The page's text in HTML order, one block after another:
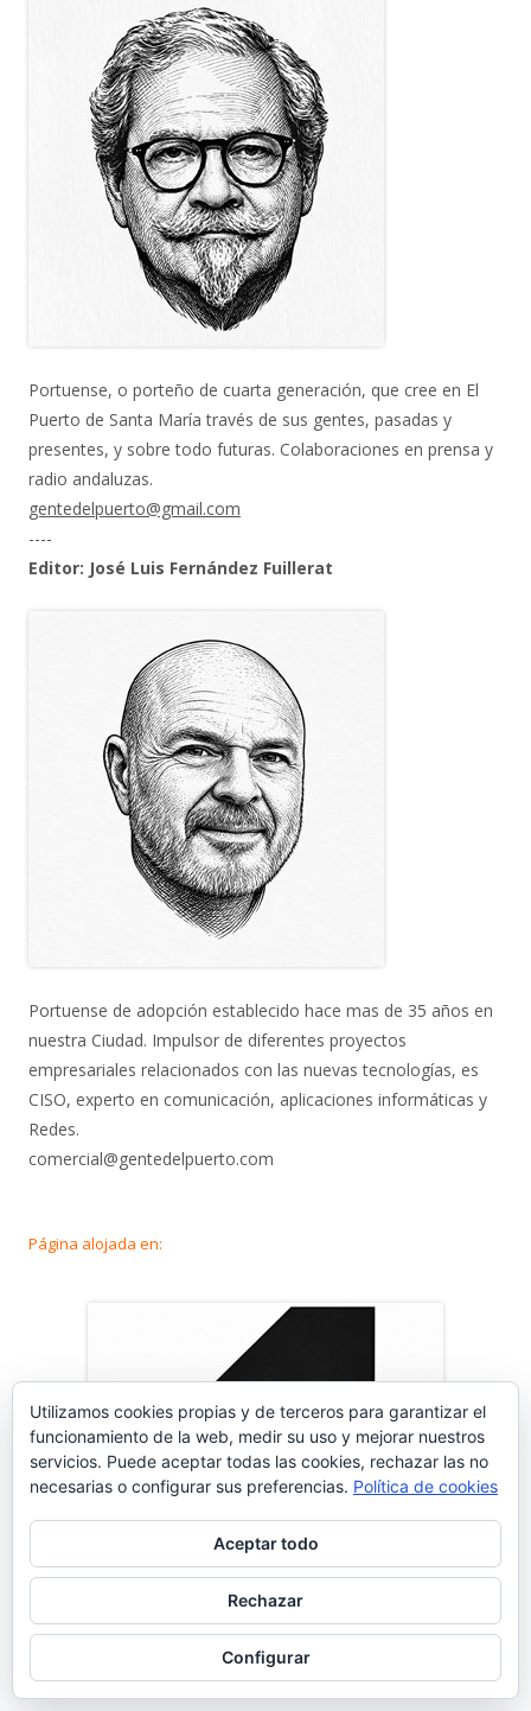
Portuense, o porteño de cuarta generación, que cree en El
Puerto de Santa María través de sus gentes, pasadas y
presentes, y sobre todo futuras. Colaboraciones en prensa y
radio andaluzas.
gentedelpuerto@gmail.com
----
Editor: José Luis Fernández Fuillerat
Portuense de adopción establecido hace mas de 35 años en
nuestra Ciudad. Impulsor de diferentes proyectos
empresariales relacionados con las nuevas tecnologías, es
CISO, experto en comunicación, aplicaciones informáticas y
Redes.
comercial@gentedelpuerto.com
Página alojada en:
Utilizamos cookies propias y de terceros para garantizar el
funcionamiento de la web, medir su uso y mejorar nuestros
servicios. Puede aceptar todas las cookies, rechazar las no
necesarias o configurar sus preferencias. Política de cookies
Aceptar todo
Rechazar
Configurar